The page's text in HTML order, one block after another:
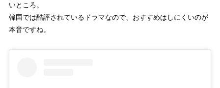
いところ。
韓国では酷評されているドラマなので、おすすめはしにくいのが
本音ですね。